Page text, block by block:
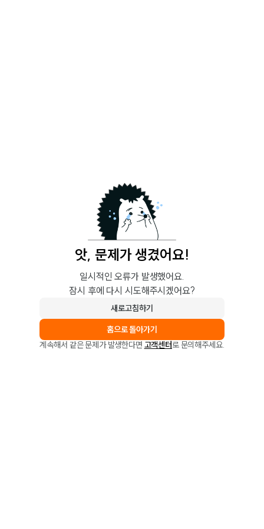
앗, 문제가 생겼어요!
일시적인 오류가 발생했어요.
잠시 후에 다시 시도해주시겠어요?
새로고침하기
홈으로 돌아가기
계속해서 같은 문제가 발생한다면 고객센터로 문의해주세요.